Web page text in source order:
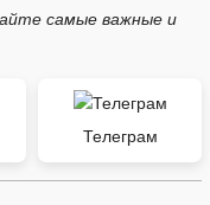
самые важные и
Телеграм